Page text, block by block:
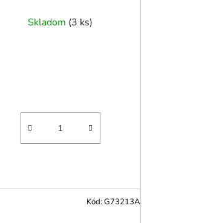
Skladom (3 ks)
Kód:G73213A